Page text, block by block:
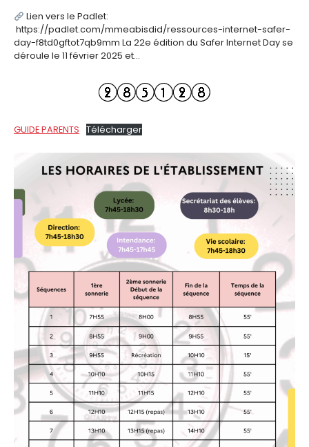
Lien vers le Padlet:
https://padlet.com/mmeabisdid/ressources-internet-safer-
day-f8td0gftot7qb9mm La 22e édition du Safer Internet Day se
déroule le 11 février 2025 et…
GUIDE PARENTS Télécharger